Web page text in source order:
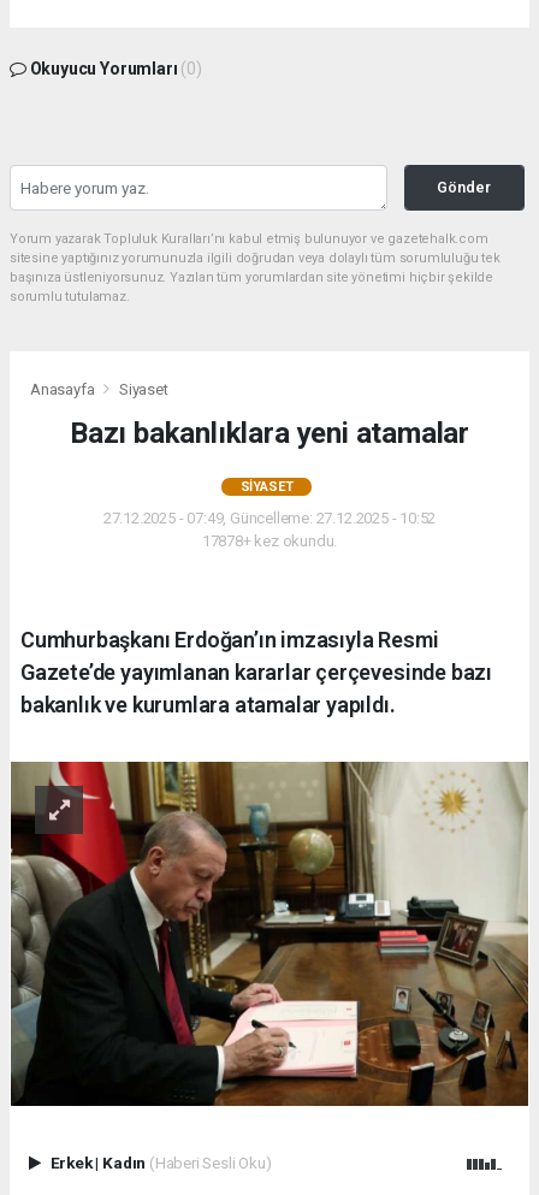
Okuyucu Yorumları (0)
Gönder
Yorum yazarak Topluluk Kuralları’nı kabul etmiş bulunuyor ve gazetehalk.com
sitesine yaptığınız yorumunuzla ilgili doğrudan veya dolaylı tüm sorumluluğu tek
başınıza üstleniyorsunuz. Yazılan tüm yorumlardan site yönetimi hiçbir şekilde
sorumlu tutulamaz.
Anasayfa Siyaset
Bazı bakanlıklara yeni atamalar
SIYASET
27.12.2025 - 07:49, Güncelleme: 27.12.2025 - 10:52
17878+ kez okundu.
Cumhurbaşkanı Erdoğan’ın imzasıyla Resmi
Gazete’de yayımlanan kararlar çerçevesinde bazı
bakanlık ve kurumlara atamalar yapıldı.
Erkek| Kadın (Haberi Sesli Oku)